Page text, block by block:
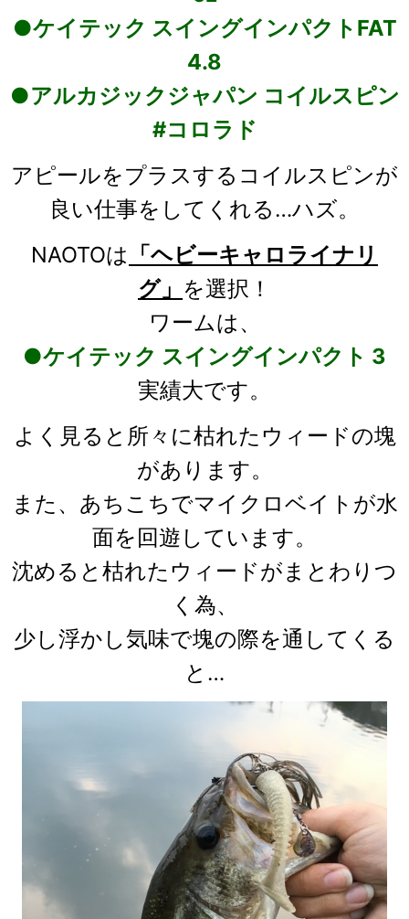
●ケイテック スイングインパクトFAT
4.8
●アルカジックジャパン コイルスピン
#コロラド
アピールをプラスするコイルスピンが
良い仕事をしてくれる…ハズ。
NAOTOは 「ヘビーキャロライナリ
グ」 を選択！
ワームは、
●ケイテック スイングインパクト 3
実績大です。
よく見ると所々に枯れたウィードの塊
があります。
また、あちこちでマイクロベイトが水
面を回遊しています。
沈めると枯れたウィードがまとわりつ
く為、
少し浮かし気味で塊の際を通してくる
と…